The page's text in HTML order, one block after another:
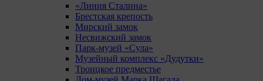
«Линия Сталина»
Брестская крепость
Мирский замок
Несвижский замок
Парк-музей «Сула»
Музейный комплекс «Дудутки»
Троицкое предместье